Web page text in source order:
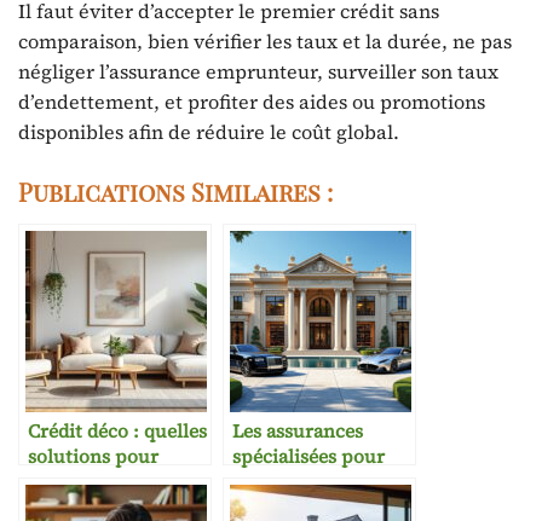
Il faut éviter d’accepter le premier crédit sans
comparaison, bien vérifier les taux et la durée, ne pas
négliger l’assurance emprunteur, surveiller son taux
d’endettement, et profiter des aides ou promotions
disponibles afin de réduire le coût global.
Publications Similaires :
Crédit déco : quelles
solutions pour
réaménager son
habitat
Les assurances
spécialisées pour
biens de prestige